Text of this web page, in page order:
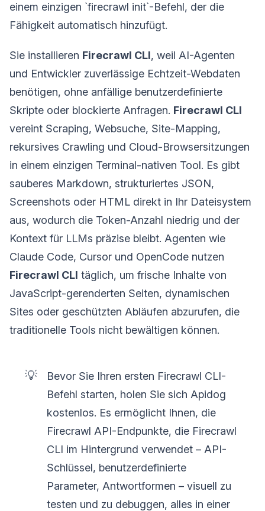
einem einzigen `firecrawl init`-Befehl, der die
Fähigkeit automatisch hinzufügt.
Sie installieren Firecrawl CLI, weil AI-Agenten
und Entwickler zuverlässige Echtzeit-Webdaten
benötigen, ohne anfällige benutzerdefinierte
Skripte oder blockierte Anfragen. Firecrawl CLI
vereint Scraping, Websuche, Site-Mapping,
rekursives Crawling und Cloud-Browsersitzungen
in einem einzigen Terminal-nativen Tool. Es gibt
sauberes Markdown, strukturiertes JSON,
Screenshots oder HTML direkt in Ihr Dateisystem
aus, wodurch die Token-Anzahl niedrig und der
Kontext für LLMs präzise bleibt. Agenten wie
Claude Code, Cursor und OpenCode nutzen
Firecrawl CLI täglich, um frische Inhalte von
JavaScript-gerenderten Seiten, dynamischen
Sites oder geschützten Abläufen abzurufen, die
traditionelle Tools nicht bewältigen können.
💡
Bevor Sie Ihren ersten Firecrawl CLI-
Befehl starten, holen Sie sich Apidog
kostenlos. Es ermöglicht Ihnen, die
Firecrawl API-Endpunkte, die Firecrawl
CLI im Hintergrund verwendet – API-
Schlüssel, benutzerdefinierte
Parameter, Antwortformen – visuell zu
testen und zu debuggen, alles in einer